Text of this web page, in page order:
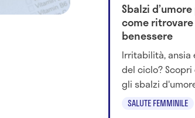
SALUTE FEMMINILE
Sbalzi
come
benessere
Irritabilità, ansia
del ciclo?
gli sbalzi
possono